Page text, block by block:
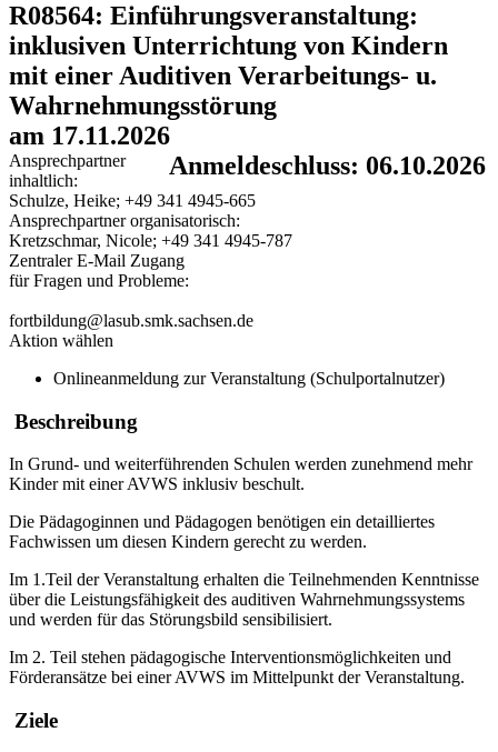
R08564: Einführungsveranstaltung:
inklusiven Unterrichtung von Kindern
mit einer Auditiven Verarbeitungs- u.
Wahrnehmungsstörung
am 17.11.2026
Anmeldeschluss: 06.10.2026
Ansprechpartner
inhaltlich:
Schulze, Heike; +49 341 4945-665
Ansprechpartner organisatorisch:
Kretzschmar, Nicole; +49 341 4945-787
Zentraler E-Mail Zugang
für Fragen und Probleme:
fortbildung@lasub.smk.sachsen.de
Aktion wählen
Onlineanmeldung zur Veranstaltung (Schulportalnutzer)
Beschreibung
In Grund- und weiterführenden Schulen werden zunehmend mehr
Kinder mit einer AVWS inklusiv beschult.
Die Pädagoginnen und Pädagogen benötigen ein detailliertes
Fachwissen um diesen Kindern gerecht zu werden.
Im 1.Teil der Veranstaltung erhalten die Teilnehmenden Kenntnisse
über die Leistungsfähigkeit des auditiven Wahrnehmungssystems
und werden für das Störungsbild sensibilisiert.
Im 2. Teil stehen pädagogische Interventionsmöglichkeiten und
Förderansätze bei einer AVWS im Mittelpunkt der Veranstaltung.
Ziele